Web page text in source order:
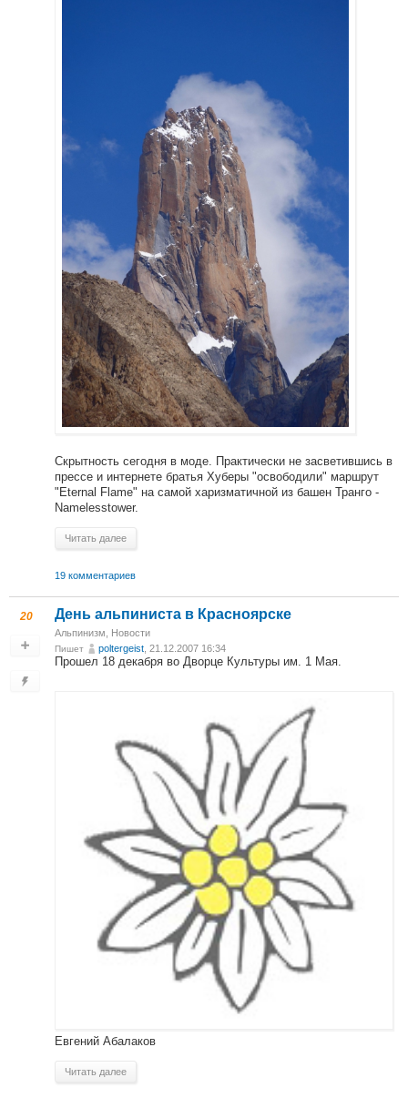
Скрытность сегодня в моде. Практически не засветившись в
прессе и интернете братья Хуберы "освободили" маршрут
"Eternal Flame" на самой харизматичной из башен Транго -
Namelesstower.
Читать далее
19 комментариев
20 День альпиниста в Красноярске
Альпинизм, Новости
Пишет poltergeist, 21.12.2007 16:34
Прошел 18 декабря во Дворце Культуры им. 1 Мая.
Евгений Абалаков
Читать далее